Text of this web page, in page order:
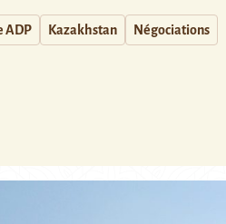
ADP Kazakhstan Négociations